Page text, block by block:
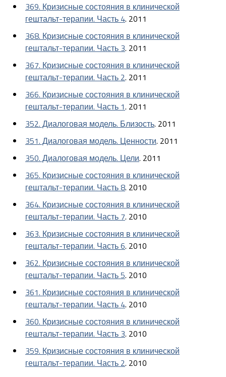
369. Кризисные состояния в клинической
гештальт-терапии. Часть 4. 2011
368. Кризисные состояния в клинической
гештальт-терапии. Часть 3. 2011
367. Кризисные состояния в клинической
гештальт-терапии. Часть 2. 2011
366. Кризисные состояния в клинической
гештальт-терапии. Часть 1. 2011
352. Диалоговая модель. Близость. 2011
351. Диалоговая модель. Ценности. 2011
350. Диалоговая модель. Цели. 2011
365. Кризисные состояния в клинической
гештальт-терапии. Часть 8. 2010
364. Кризисные состояния в клинической
гештальт-терапии. Часть 7. 2010
363. Кризисные состояния в клинической
гештальт-терапии. Часть 6. 2010
362. Кризисные состояния в клинической
гештальт-терапии. Часть 5. 2010
361. Кризисные состояния в клинической
гештальт-терапии. Часть 4. 2010
360. Кризисные состояния в клинической
гештальт-терапии. Часть 3. 2010
359. Кризисные состояния в клинической
гештальт-терапии. Часть 2. 2010